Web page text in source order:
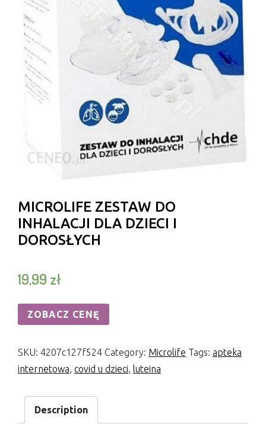
MICROLIFE ZESTAW DO
INHALACJI DLA DZIECI I
DOROSŁYCH
19,99 zł
ZOBACZ CENĘ
SKU: 4207c127f524 Category: Microlife Tags: apteka
internetowa, covid u dzieci, luteina
Description